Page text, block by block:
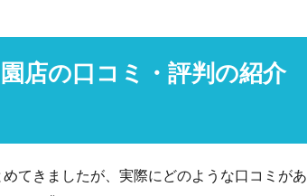
店の口コミ・評判の紹介
てきましたが、実際にどのような口コミがあ